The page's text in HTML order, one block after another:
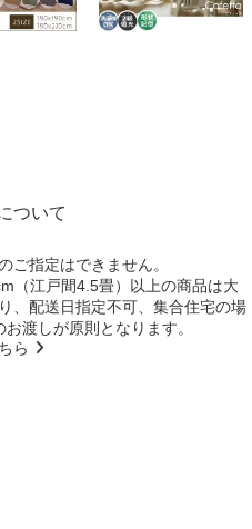
ついて
ご指定はできません。
（江戸間4.5畳）以上の商品は大
、配送日指定不可、集合住宅の場
お渡しが原則となります。
ら